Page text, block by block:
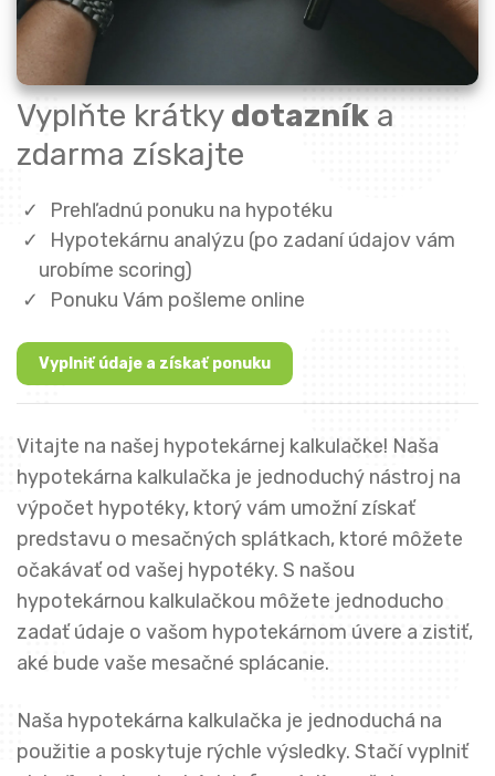
Vyplňte krátky dotazník a
zdarma získajte
Prehľadnú ponuku na hypotéku
Hypotekárnu analýzu (po zadaní údajov vám
urobíme scoring)
Ponuku Vám pošleme online
Vyplniť údaje a získať ponuku
Vitajte na našej hypotekárnej kalkulačke! Naša
hypotekárna kalkulačka je jednoduchý nástroj na
výpočet hypotéky, ktorý vám umožní získať
predstavu o mesačných splátkach, ktoré môžete
očakávať od vašej hypotéky. S našou
hypotekárnou kalkulačkou môžete jednoducho
zadať údaje o vašom hypotekárnom úvere a zistiť,
aké bude vaše mesačné splácanie.
Naša hypotekárna kalkulačka je jednoduchá na
použitie a poskytuje rýchle výsledky. Stačí vyplniť